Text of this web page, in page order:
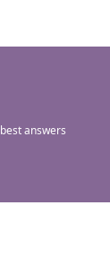
best answers